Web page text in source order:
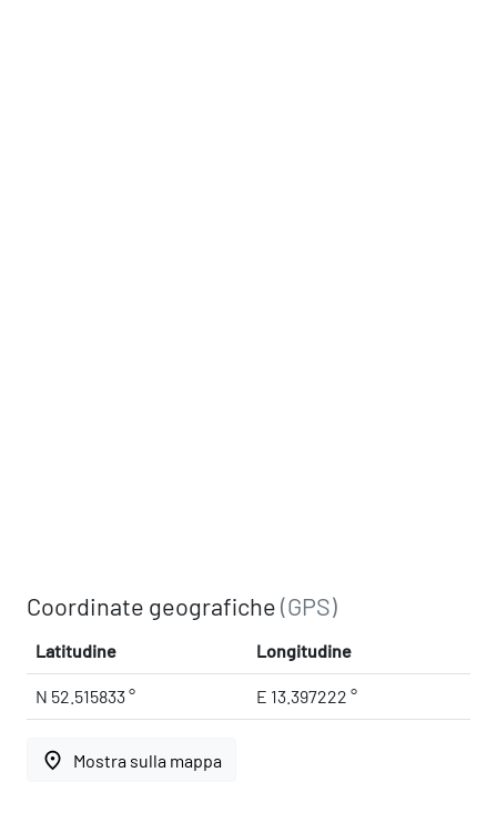
Coordinate geografiche(GPS)
Latitudine Longitudine
N 52.515833 ° E 13.397222 °
place Mostra sulla mappa